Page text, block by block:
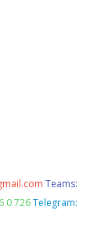
Teams:
0 726 Telegram: